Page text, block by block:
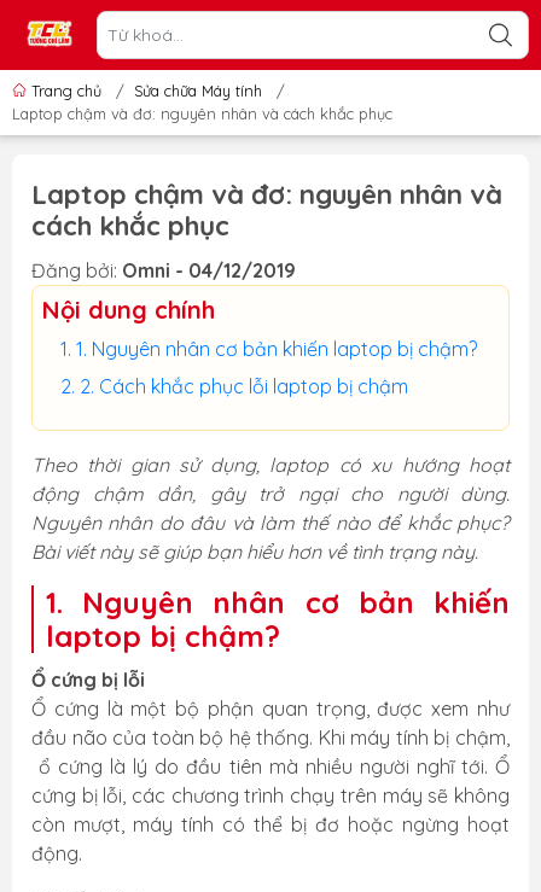
Trang chủ / Sửa chữa Máy tính
/
Laptop chậm và đơ: nguyên nhân và cách khắc phục
Laptop chậm và đơ: nguyên nhân và
cách khắc phục
Đăng bởi: Omni - 04/12/2019
Nội dung chính
1. Nguyên nhân cơ bản khiến laptop bị chậm?
2. Cách khắc phục lỗi laptop bị chậm
Theo thời gian sử dụng, laptop có xu hướng hoạt
động chậm dần, gây trở ngại cho người dùng.
Nguyên nhân do đâu và làm thế nào để khắc phục?
Bài viết này sẽ giúp bạn hiểu hơn về tình trạng này.
1. Nguyên nhân cơ bản khiến
laptop bị chậm?
Ổ cứng bị lỗi
Ổ cứng là một bộ phận quan trọng, được xem như
đầu não của toàn bộ hệ thống. Khi máy tính bị chậm,
ổ cứng là lý do đầu tiên mà nhiều người nghĩ tới. Ổ
cứng bị lỗi, các chương trình chạy trên máy sẽ không
còn mượt, máy tính có thể bị đơ hoặc ngừng hoạt
động.